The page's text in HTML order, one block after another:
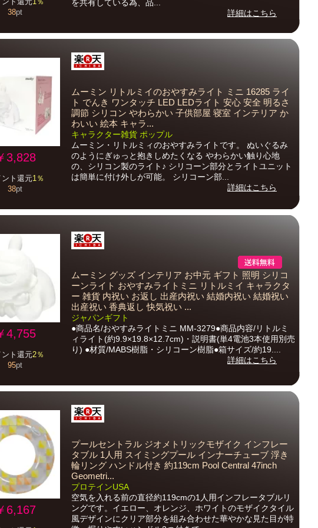
38pt
を共有している為、品...
詳細はこちら
3,828
ト還元1％
38pt
ムーミン リトルミイのおやすみライト ミニ 16285 ライ
ト でんき ワンタッチ LED LEDライト 安心 安全 明るさ
調節 シリコン やわらかい 子供部屋 寝室 インテリア か
わいい 絵本 キャラ...
キャラクター雑貨 ポップル
ムーミン・リトルミィのおやすみライトです。 ぬいぐるみ
のようにぎゅっと抱きしめたくなる やわらかい触り心地
の、シリコン製のライト♪ シリコーン部分とライトユニット
は簡単に付け外しが可能。 シリコーン部...
詳細はこちら
4,755
ト還元2％
95pt
ムーミン グッズ インテリア お中元 ギフト 照明 シリコ
ーンライト おやすみライトミニ リトルミイ キャラクタ
ー 雑貨 内祝い お返し 出産内祝い 結婚内祝い 結婚祝い
出産祝い 香典返し 快気祝い ...
ジャパンギフト
●商品名/おやすみライトミニ MM-3279●商品内容/リトルミ
ィライト(約9.9×19.8×12.7cm)・説明書(単4電池3本使用別売
り) ●材質/MABS樹脂・シリコーン樹脂●箱サイズ/約19....
詳細はこちら
6,167
プールセントラル ジオメトリックモザイク インフレー
タブル 1人用 スイミングプール インナーチューブ 浮き
輪リング ハンドル付き 約119cm Pool Central 47inch
Geometri...
プロテインUSA
空気を入れる前の直径約119cmの1人用インフレータブルリ
ングです。イエロー、オレンジ、ホワイトのモザイクタイル
風デザインにクリア部分を組み合わせた華やかな見た目が特